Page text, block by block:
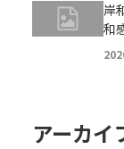
岸
和
アーカイ